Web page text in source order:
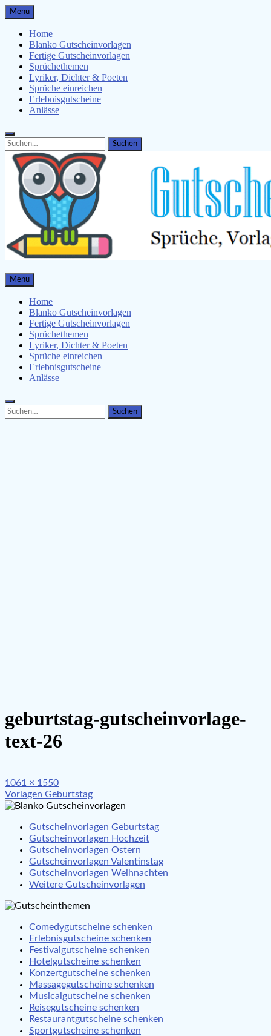
Skip
to
content
Menu
Home
Blanko Gutscheinvorlagen
Fertige Gutscheinvorlagen
Sprüchethemen
Lyriker, Dichter & Poeten
Sprüche einreichen
Erlebnisgutscheine
Anlässe
Search
for:
Search
Gutscheinspruch.de
Gutscheinsprüche & Gutscheinvorlagen finden
Menu
Home
Blanko Gutscheinvorlagen
Fertige Gutscheinvorlagen
Sprüchethemen
Lyriker, Dichter & Poeten
Sprüche einreichen
Erlebnisgutscheine
Anlässe
Search
for:
Search
geburtstag-gutscheinvorlage-
text-26
Full
size
1061 × 1550
Beitragsnavigation
Vorlagen Geburtstag
Gutscheinvorlagen Geburtstag
Gutscheinvorlagen Hochzeit
Gutscheinvorlagen Ostern
Gutscheinvorlagen Valentinstag
Gutscheinvorlagen Weihnachten
Weitere Gutscheinvorlagen
Comedygutscheine schenken
Erlebnisgutscheine schenken
Festivalgutscheine schenken
Hotelgutscheine schenken
Konzertgutscheine schenken
Massagegutscheine schenken
Musicalgutscheine schenken
Reisegutscheine schenken
Restaurantgutscheine schenken
Sportgutscheine schenken